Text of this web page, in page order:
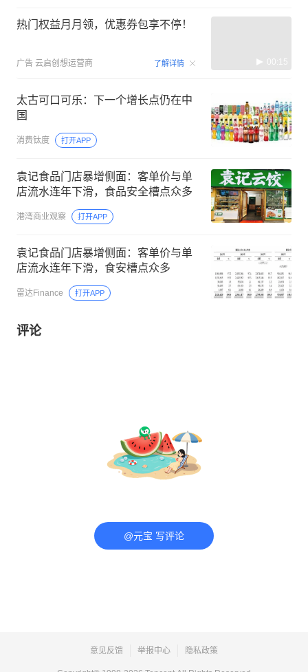
热门权益月月领，优惠券包享不停！
广告 云启创想运营商 了解详情 00:15
太古可口可乐：下一个增长点仍在中
国
消费钛度 打开APP
袁记食品门店暴增侧面：客单价与单
店流水连年下滑，食品安全槽点众多
港湾商业观察 打开APP
袁记食品门店暴增侧面：客单价与单
店流水连年下滑，食安槽点众多
雷达Finance 打开APP
评论
@元宝 写评论
意见反馈 举报中心 隐私政策